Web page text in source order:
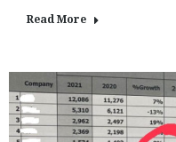
Read More